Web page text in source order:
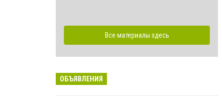
Все материалы здесь
ОБЪЯВЛЕНИЯ